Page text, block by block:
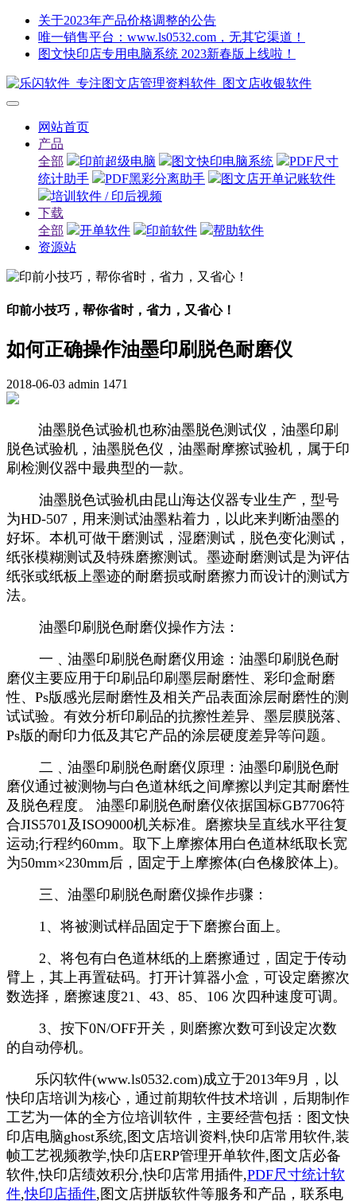
关于2023年产品价格调整的公告
唯一销售平台：www.ls0532.com，无其它渠道！
图文快印店专用电脑系统 2023新春版上线啦！
网站首页
产品
全部
印前超级电脑 图文快印电脑系统
PDF尺寸
统计助手
PDF黑彩分离助手
图文店开单记账软件
培训软件 / 印后视频
下载
全部
开单软件 印前软件
帮助软件
资源站
印前小技巧，帮你省时，省力，又省心！
如何正确操作油墨印刷脱色耐磨仪
2018-06-03 admin 1471
油墨脱色试验机也称油墨脱色测试仪，油墨印刷
脱色试验机，油墨脱色仪，油墨耐摩擦试验机，属于印
刷检测仪器中最典型的一款。
油墨脱色试验机由昆山海达仪器专业生产，型号
为HD-507，用来测试油墨粘着力，以此来判断油墨的
好坏。本机可做干磨测试，湿磨测试，脱色变化测试，
纸张模糊测试及特殊磨擦测试。墨迹耐磨测试是为评估
纸张或纸板上墨迹的耐磨损或耐磨擦力而设计的测试方
法。
油墨印刷脱色耐磨仪操作方法：
一﹑油墨印刷脱色耐磨仪用途：油墨印刷脱色耐
磨仪主要应用于印刷品印刷墨层耐磨性、彩印盒耐磨
性、Ps版感光层耐磨性及相关产品表面涂层耐磨性的测
试试验。有效分析印刷品的抗擦性差异、墨层膜脱落、
Ps版的耐印力低及其它产品的涂层硬度差异等问题。
二﹑油墨印刷脱色耐磨仪原理：油墨印刷脱色耐
磨仪通过被测物与白色道林纸之间摩擦以判定其耐磨性
及脱色程度。 油墨印刷脱色耐磨仪依据国标GB7706符
合JIS5701及ISO9000机关标准。磨擦块呈直线水平往复
运动;行程约60mm。取下上摩擦体用白色道林纸取长宽
为50mm×230mm后，固定于上摩擦体(白色橡胶体上)。
三、油墨印刷脱色耐磨仪操作步骤：
1、将被测试样品固定于下磨擦台面上。
2、将包有白色道林纸的上磨擦通过，固定于传动
臂上，其上再置砝码。打开计算器小盒，可设定磨擦次
数选择，磨擦速度21、43、85、106 次四种速度可调。
3、按下0N/OFF开关，则磨擦次数可到设定次数
的自动停机。
乐闪软件(www.ls0532.com)成立于2013年9月，以
快印店培训为核心，通过前期软件技术培训，后期制作
工艺为一体的全方位培训软件，主要经营包括：图文快
印店电脑ghost系统,图文店培训资料,快印店常用软件,装
帧工艺视频教学,快印店ERP管理开单软件,图文店必备
软件,快印店绩效积分,快印店常用插件,PDF尺寸统计软
件,快印店插件,图文店拼版软件等服务和产品，联系电